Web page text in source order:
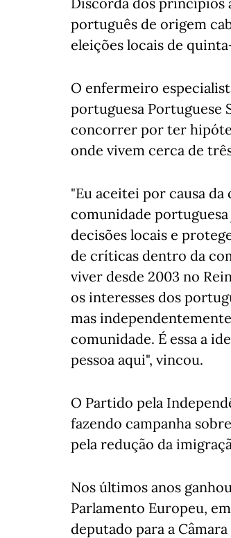
português de origem
eleições locais de
O enfermeiro
portuguesa Portuguese
concorrer por ter
onde vivem cerca de
"Eu aceitei por causa
comunidade
decisões locais e
de críticas dentro da
viver desde 2003 no
os interesses dos
mas
comunidade. É essa a
pessoa aqui", vincou.
O Partido pela
fazendo campanha
pela redução da
Nos últimos anos
Parlamento Europeu,
deputado para a